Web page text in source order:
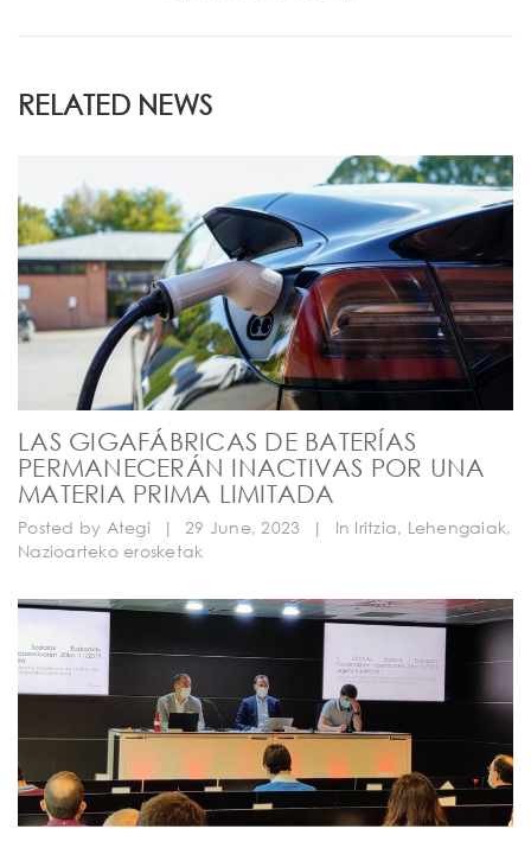
RELATED NEWS
LAS GIGAFÁBRICAS DE BATERÍAS
PERMANECERÁN INACTIVAS POR UNA
MATERIA PRIMA LIMITADA
Posted by Ategi | 29 June, 2023 | In Iritzia, Lehengaiak,
Nazioarteko erosketak